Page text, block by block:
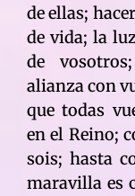
de ellas;
de vida; la
de
alianza con
que todas
en el Reino;
sois; hasta
maravilla es